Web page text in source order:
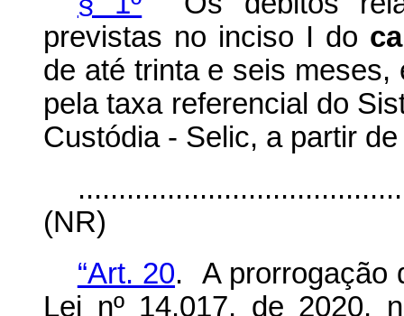
previstas no inciso I do
de até trinta e seis
pela taxa referencial do
Custódia - Selic, a partir
(NR)
“Art. 20. A prorrogação
Lei nº 14.017, de 2020,